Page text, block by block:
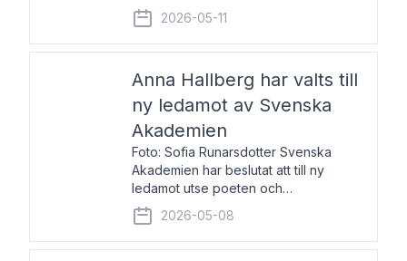
Michaelsdotter Svenska Akademiens
debutantpris för år 2026. Priset är
nyinstiftat och syftar till att lyfta fram
2026-05-11
Anna Hallberg har valts till
ny ledamot av Svenska
Akademien
Foto: Sofia Runarsdotter Svenska
Akademien har beslutat att till ny
ledamot utse poeten och
litteraturkritikern Anna Hallberg. Hon
efterträder poeten Tua Forsström på
stol 18 och kommer att ta sitt inträde vid
2026-05-08